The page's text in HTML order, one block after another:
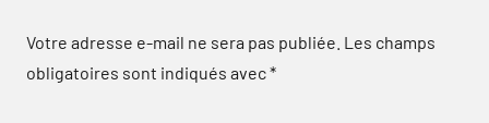
Votre adresse e-mail ne sera pas publiée. Les champs
obligatoires sont indiqués avec*